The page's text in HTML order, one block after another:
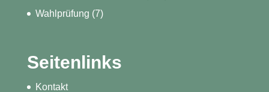
Wahlprüfung (7)
Seitenlinks
Kontakt